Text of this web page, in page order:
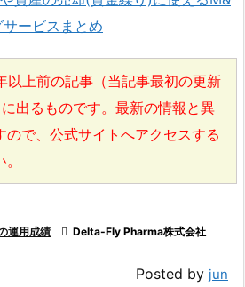
ービスまとめ
以上前の記事（当記事最初の更新
出るものです。最新の情報と異
ので、公式サイトへアクセスする
運用成績  Delta-Fly Pharma株式会社
Posted by jun